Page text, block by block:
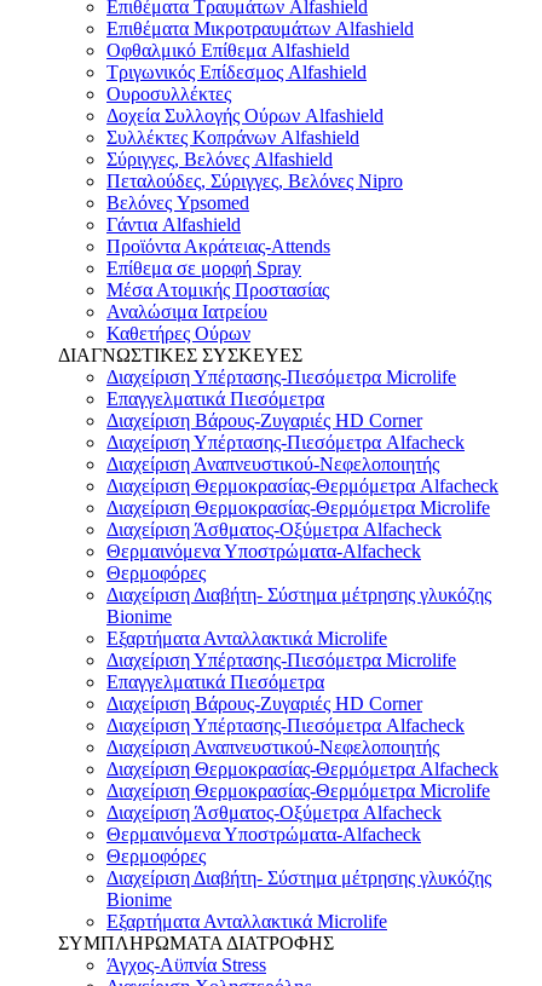
Επιθέματα Τραυμάτων Alfashield
Επιθέματα Μικροτραυμάτων Alfashield
Οφθαλμικό Eπίθεμα Alfashield
Τριγωνικός Επίδεσμος Alfashield
Ουροσυλλέκτες
Δοχεία Συλλογής Ούρων Alfashield
Συλλέκτες Κοπράνων Alfashield
Σύριγγες, Βελόνες Alfashield
Πεταλούδες, Σύριγγες, Βελόνες Nipro
Βελόνες Ypsomed
Γάντια Alfashield
Προϊόντα Ακράτειας-Attends
Επίθεμα σε μορφή Spray
Μέσα Ατομικής Προστασίας
Αναλώσιμα Ιατρείου
Καθετήρες Ούρων
ΔΙΑΓΝΩΣΤΙΚΕΣ ΣΥΣΚΕΥΕΣ
Διαχείριση Υπέρτασης-Πιεσόμετρα Microlife
Επαγγελματικά Πιεσόμετρα
Διαχείριση Βάρους-Ζυγαριές HD Corner
Διαχείριση Υπέρτασης-Πιεσόμετρα Alfacheck
Διαχείριση Αναπνευστικού-Νεφελοποιητής
Διαχείριση Θερμοκρασίας-Θερμόμετρα Alfacheck
Διαχείριση Θερμοκρασίας-Θερμόμετρα Microlife
Διαχείριση Άσθματος-Οξύμετρα Alfacheck
Θερμαινόμενα Υποστρώματα-Alfacheck
Θερμοφόρες
Διαχείριση Διαβήτη- Σύστημα μέτρησης γλυκόζης
Bionime
Εξαρτήματα Ανταλλακτικά Microlife
Διαχείριση Υπέρτασης-Πιεσόμετρα Microlife
Επαγγελματικά Πιεσόμετρα
Διαχείριση Βάρους-Ζυγαριές HD Corner
Διαχείριση Υπέρτασης-Πιεσόμετρα Alfacheck
Διαχείριση Αναπνευστικού-Νεφελοποιητής
Διαχείριση Θερμοκρασίας-Θερμόμετρα Alfacheck
Διαχείριση Θερμοκρασίας-Θερμόμετρα Microlife
Διαχείριση Άσθματος-Οξύμετρα Alfacheck
Θερμαινόμενα Υποστρώματα-Alfacheck
Θερμοφόρες
Διαχείριση Διαβήτη- Σύστημα μέτρησης γλυκόζης
Bionime
Εξαρτήματα Ανταλλακτικά Microlife
ΣΥΜΠΛΗΡΩΜΑΤΑ ΔΙΑΤΡΟΦΗΣ
Άγχος-Αϋπνία Stress